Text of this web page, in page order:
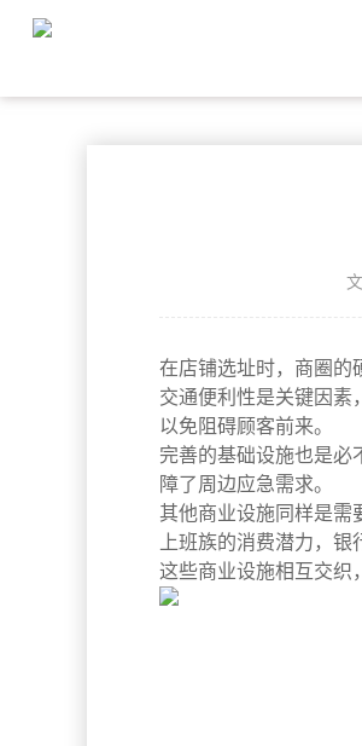
在店铺选址时，商圈的
交通便利性是关键因素
以免阻碍顾客前来。
完善的基础设施也是必
障了周边应急需求。
其他商业设施同样是需
上班族的消费潜力，
这些商业设施相互交织